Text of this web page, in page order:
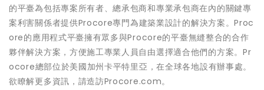
的平臺為包括專案所有者、總承包商和專業承包商在內的關鍵專
案利害關係者提供Procore專門為建築業設計的解決方案。Proc
ore的應用程式平臺擁有眾多與Procore的平臺無縫整合的合作
夥伴解決方案，方便施工專業人員自由選擇適合他們的方案。Pr
ocore總部位於美國加州卡平特里亞，在全球各地設有辦事處。
欲瞭解更多資訊，請造訪Procore.com。